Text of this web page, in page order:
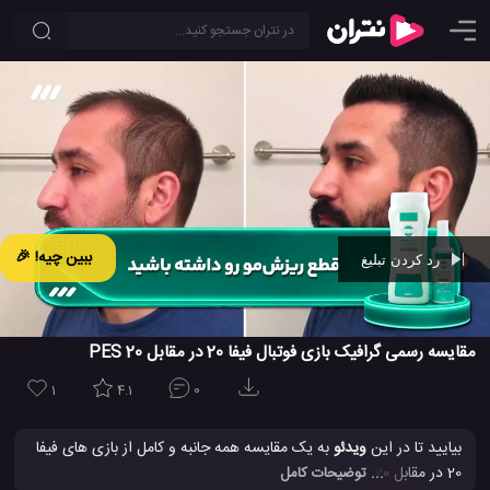
ببین چیه! 🎉 رد کردن تبلیغ
Ad -00:42
مقایسه رسمی گرافیک بازی فوتبال فیفا 20 در مقابل PES 20
1 4.1 0
بیایید تا در اینویدئوبه یک مقایسه همه جانبه و کامل از بازی های فیفا
20 در مقابل PES 20 نگاهی بیاندازیم تا ببنیم که کیفیت این دو بازی
... توضیحات کامل